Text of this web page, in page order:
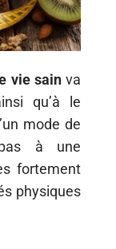
vie sainva
qu’à le
mode de
à une
fortement
physiques